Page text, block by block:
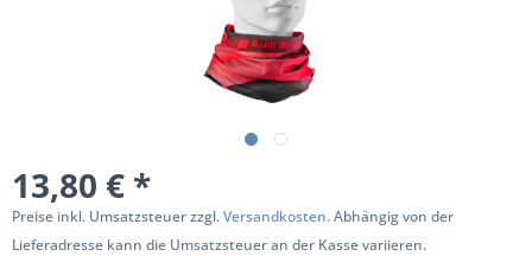
13,80 € *
Preise inkl. Umsatzsteuer zzgl.Versandkosten. Abhängig von der
Lieferadresse kann die Umsatzsteuer an der Kasse variieren.